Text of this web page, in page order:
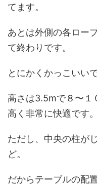
てます。
あとは外側の各ロー
て終わりです。
とにかくかっこいい
高さは3.5mで８〜１
高く非常に快適です。
ただし、中央の柱が
ど。
だからテーブルの配